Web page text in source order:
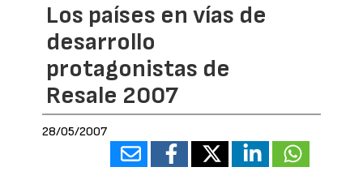
Los países en vías de
desarrollo
protagonistas de
Resale 2007
28/05/2007